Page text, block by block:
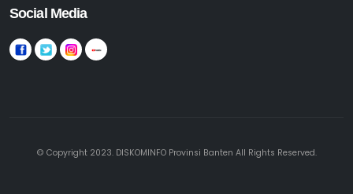
Social Media
© Copyright 2023. DISKOMINFO Provinsi Banten All Rights Reserved.